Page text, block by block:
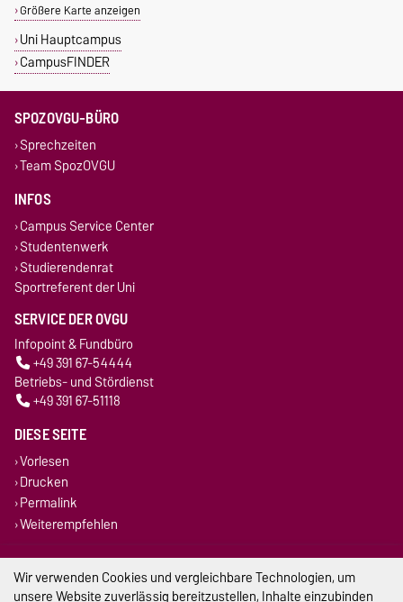
Größere Karte anzeigen
Uni Hauptcampus
CampusFINDER
SPOZOVGU-BÜRO
Sprechzeiten
Team SpozOVGU
INFOS
Campus Service Center
Studentenwerk
Studierendenrat
Sportreferent der Uni
SERVICE DER OVGU
Infopoint & Fundbüro
+49 391 67-54444
Betriebs- und Stördienst
+49 391 67-51118
DIESE SEITE
Vorlesen
Drucken
Permalink
Weiterempfehlen
Impressum
Wir verwenden Cookies und vergleichbare Technologien, um
unsere Website zuverlässig bereitzustellen, Inhalte einzubinden